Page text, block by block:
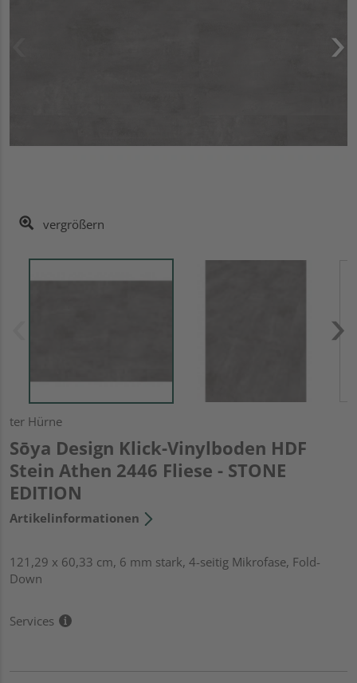
vergrößern
ter Hürne
Sōya Design Klick-Vinylboden HDF
Stein Athen 2446 Fliese - STONE
EDITION
Artikelinformationen
121,29 x 60,33 cm, 6 mm stark, 4-seitig Mikrofase, Fold-
Down
Services